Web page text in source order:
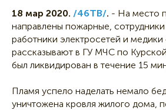
18 мар 2020. /46ТВ/. - На место
направлены пожарные, сотрудники
работники электросетей и
рассказывают в ГУ МЧС по
был ликвидирован в течение 15
Пламя успело наделать немало
уничтожена кровля жилого дома,